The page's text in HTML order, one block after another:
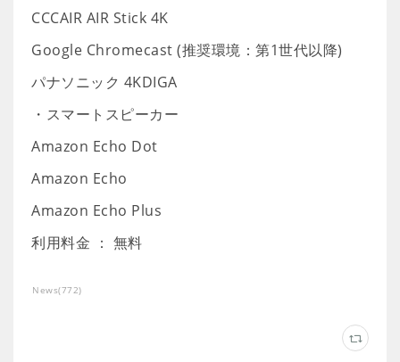
CCCAIR AIR Stick 4K
Google Chromecast (推奨環境：第1世代以降)
パナソニック 4KDIGA
・スマートスピーカー
Amazon Echo Dot
Amazon Echo
Amazon Echo Plus
利用料金 ： 無料
News(772)